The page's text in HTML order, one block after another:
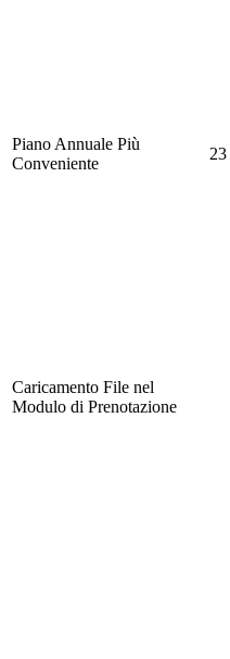
Piano Annuale Più
Conveniente
23
Caricamento File nel
Modulo di Prenotazione